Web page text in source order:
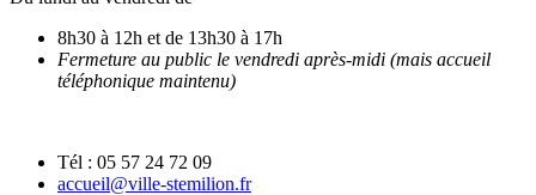
8h30 à 12h et de 13h30 à 17h
Fermeture au public le vendredi après-midi (mais accueil
téléphonique maintenu)
Tél : 05 57 24 72 09
accueil@ville-stemilion.fr